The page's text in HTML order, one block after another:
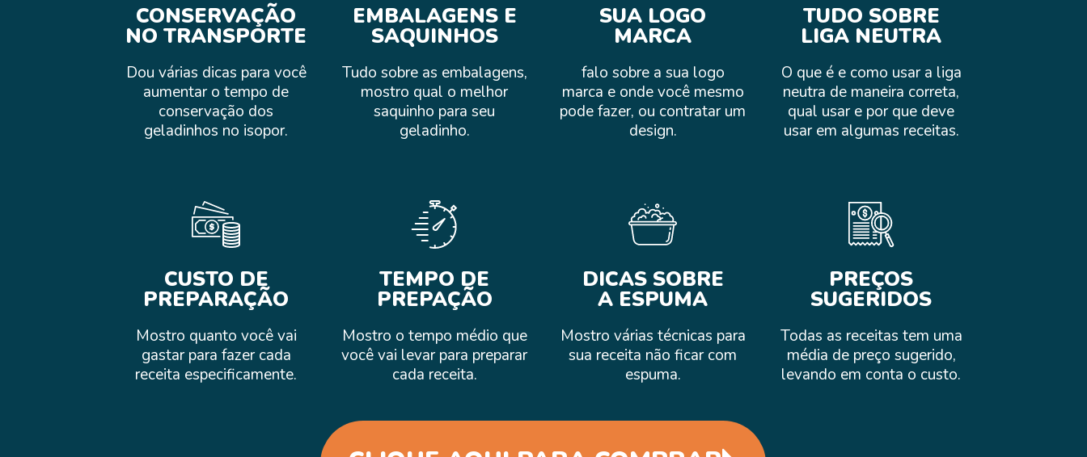
CONSERVAÇÃO
NO TRANSPORTE
Dou várias dicas para você
aumentar o tempo de
conservação dos
geladinhos no isopor.
EMBALAGENS E
SAQUINHOS
Tudo sobre as embalagens,
mostro qual o melhor
saquinho para seu
geladinho.
SUA LOGO
MARCA
falo sobre a sua logo
marca e onde você mesmo
pode fazer, ou contratar um
design.
TUDO SOBRE
LIGA NEUTRA
O que é e como usar a liga
neutra de maneira correta,
qual usar e por que deve
usar em algumas receitas.
CUSTO DE
PREPARAÇÃO
Mostro quanto você vai
gastar para fazer cada
receita especificamente.
TEMPO DE
PREPAÇÃO
Mostro o tempo médio que
você vai levar para preparar
cada receita.
DICAS SOBRE
A ESPUMA
Mostro várias técnicas para
sua receita não ficar com
espuma.
PREÇOS
SUGERIDOS
Todas as receitas tem uma
média de preço sugerido,
levando em conta o custo.